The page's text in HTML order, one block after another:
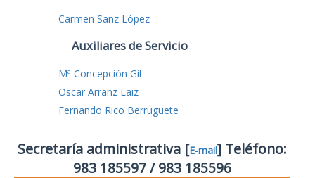
Carmen Sanz López
Auxiliares de Servicio
Mª Concepción Gil
Oscar Arranz Laiz
Fernando Rico Berruguete
Secretaría administrativa [E-mail] Teléfono:
983 185597 / 983 185596